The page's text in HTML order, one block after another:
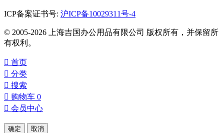
ICP备案证书号: 沪ICP备10029311号-4
© 2005-2026 上海吉国办公用品有限公司 版权所有，并保留所
有权利。
 首页
 分类
 搜索
 购物车 0
 会员中心
确定 取消